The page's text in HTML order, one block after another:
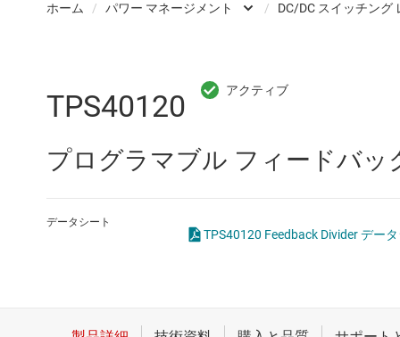
ホーム / パワー マネージメント
RF とマイクロ波
インターフェイス
クロックとタイミング
/ DC/DC スイッチング
DDR
LED
TPS40120
プログラマブル フィードバッ
データシート
TPS40120 Feedback Divider デー